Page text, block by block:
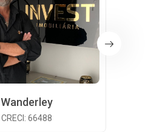
Wanderley
CRECI: 66488